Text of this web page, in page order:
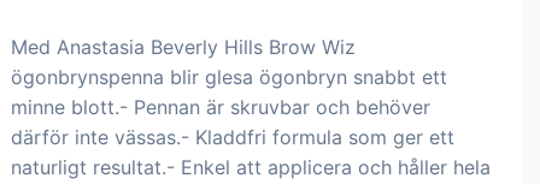
Med Anastasia Beverly Hills Brow Wiz
ögonbrynspenna blir glesa ögonbryn snabbt ett
minne blott.- Pennan är skruvbar och behöver
därför inte vässas.- Kladdfri formula som ger ett
naturligt resultat.- Enkel att applicera och håller hela